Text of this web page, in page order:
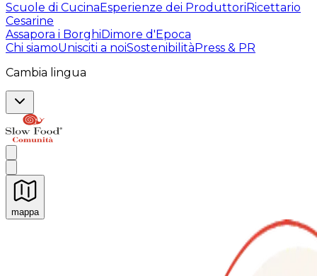
Scuole di CucinaEsperienze dei ProduttoriRicettario
Cesarine
Assapora i BorghiDimore d'Epoca
Chi siamoUnisciti a noiSostenibilitàPress & PR
Cambia lingua
mappa
Esperienze culinarie indimenticabili: Esperienze